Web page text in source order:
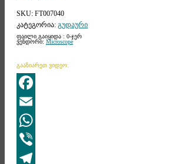
SKU: FT007040
კატეგორია: გუდაური
ფაილი გაიყიდა : 0-ჯერ
ვენდორი: Microscope
გააზიარეთ ვიდეო:
Facebook
Email
WhatsApp
Viber